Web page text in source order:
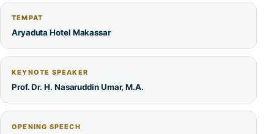
TEMPAT
Aryaduta Hotel Makassar
KEYNOTE SPEAKER
Prof. Dr. H. Nasaruddin Umar, M.A.
OPENING SPEECH